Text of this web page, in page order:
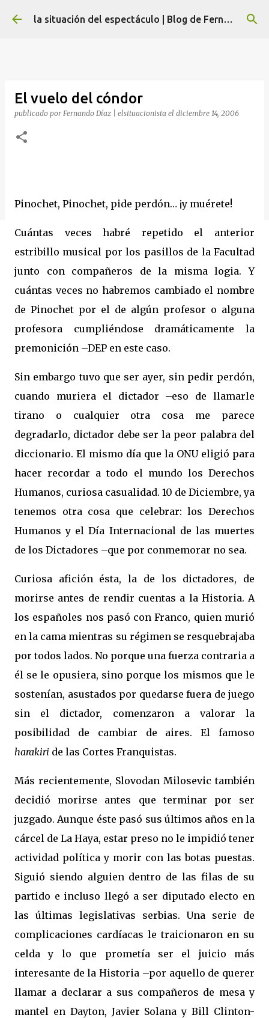
Ir al contenido principal la situación del espectáculo | Blog de Fernando Díaz
El vuelo del cóndor
publicado por Fernando Díaz | elsituacionista el diciembre 14, 2006
Pinochet, Pinochet, pide perdón… ¡y muérete!
Cuántas veces habré repetido el anterior
estribillo musical por los pasillos de la Facultad
junto con compañeros de la misma logia. Y
cuántas veces no habremos cambiado el nombre
de Pinochet por el de algún profesor o alguna
profesora cumpliéndose dramáticamente la
premonición –DEP en este caso.
Sin embargo tuvo que ser ayer, sin pedir perdón,
cuando muriera el dictador –eso de llamarle
tirano o cualquier otra cosa me parece
degradarlo, dictador debe ser la peor palabra del
diccionario. El mismo día que la ONU eligió para
hacer recordar a todo el mundo los Derechos
Humanos, curiosa casualidad. 10 de Diciembre, ya
tenemos otra cosa que celebrar: los Derechos
Humanos y el Día Internacional de las muertes
de los Dictadores –que por conmemorar no sea.
Curiosa afición ésta, la de los dictadores, de
morirse antes de rendir cuentas a la Historia. A
los españoles nos pasó con Franco, quien murió
en la cama mientras su régimen se resquebrajaba
por todos lados. No porque una fuerza contraria a
él se le opusiera, sino porque los mismos que le
sostenían, asustados por quedarse fuera de juego
sin el dictador, comenzaron a valorar la
posibilidad de cambiar de aires. El famoso
harakiri de las Cortes Franquistas.
Más recientemente, Slovodan Milosevic también
decidió morirse antes que terminar por ser
juzgado. Aunque éste pasó sus últimos años en la
cárcel de La Haya, estar preso no le impidió tener
actividad política y morir con las botas puestas.
Siguió siendo alguien dentro de las filas de su
partido e incluso llegó a ser diputado electo en
las últimas legislativas serbias. Una serie de
complicaciones cardíacas le traicionaron en su
celda y lo que prometía ser el juicio más
interesante de la Historia –por aquello de querer
llamar a declarar a sus compañeros de mesa y
mantel en Dayton, Javier Solana y Bill Clinton-